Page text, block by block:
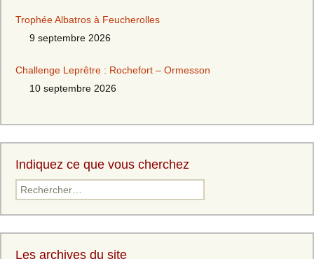
Trophée Albatros à Feucherolles
9 septembre 2026
Challenge Leprêtre : Rochefort – Ormesson
10 septembre 2026
Indiquez ce que vous cherchez
Rechercher :
Les archives du site